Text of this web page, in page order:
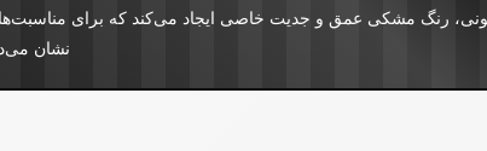
رنگ مشکی عمق و جدیت خاصی ایجاد می‌کند که برای
نشان